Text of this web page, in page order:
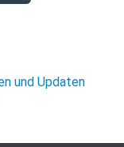
und Updaten